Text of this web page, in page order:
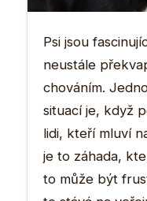
Psi jsou
neustále
chováním.
situací je, když
lidi, kteří mluví
je to záhada,
to může být